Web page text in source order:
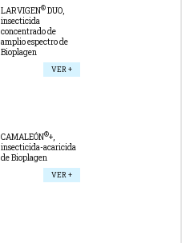
LARVIGEN®DUO,
insecticida
concentrado de
amplio espectro de
Bioplagen
VER +
CAMALEÓN®+,
insecticida-acaricida
de Bioplagen
VER +